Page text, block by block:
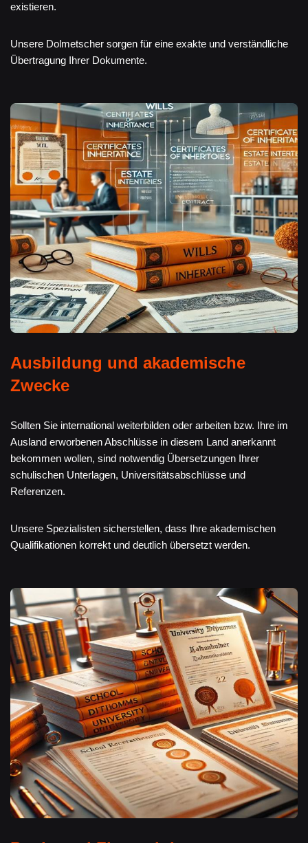
existieren.
Unsere Dolmetscher sorgen für eine exakte und verständliche
Übertragung Ihrer Dokumente.
Ausbildung und akademische
Zwecke
Sollten Sie international weiterbilden oder arbeiten bzw. Ihre im
Ausland erworbenen Abschlüsse in diesem Land anerkannt
bekommen wollen, sind notwendig Übersetzungen Ihrer
schulischen Unterlagen, Universitätsabschlüsse und
Referenzen.
Unsere Spezialisten sicherstellen, dass Ihre akademischen
Qualifikationen korrekt und deutlich übersetzt werden.